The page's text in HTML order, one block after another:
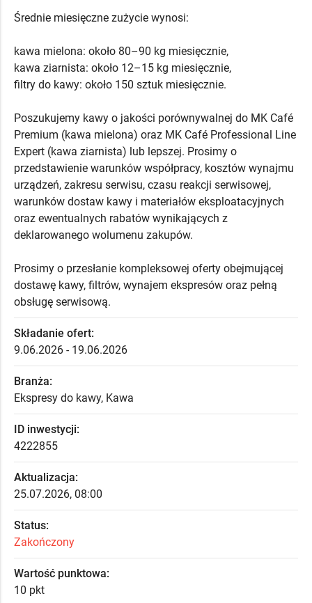
Średnie miesięczne zużycie wynosi:
kawa mielona: około 80–90 kg miesięcznie,
kawa ziarnista: około 12–15 kg miesięcznie,
filtry do kawy: około 150 sztuk miesięcznie.
Poszukujemy kawy o jakości porównywalnej do MK Café
Premium (kawa mielona) oraz MK Café Professional Line
Expert (kawa ziarnista) lub lepszej. Prosimy o
przedstawienie warunków współpracy, kosztów wynajmu
urządzeń, zakresu serwisu, czasu reakcji serwisowej,
warunków dostaw kawy i materiałów eksploatacyjnych
oraz ewentualnych rabatów wynikających z
deklarowanego wolumenu zakupów.
Prosimy o przesłanie kompleksowej oferty obejmującej
dostawę kawy, filtrów, wynajem ekspresów oraz pełną
obsługę serwisową.
Składanie ofert:
9.06.2026 - 19.06.2026
Branża:
Ekspresy do kawy, Kawa
ID inwestycji:
4222855
Aktualizacja:
25.07.2026, 08:00
Status:
Zakończony
Wartość punktowa:
10 pkt